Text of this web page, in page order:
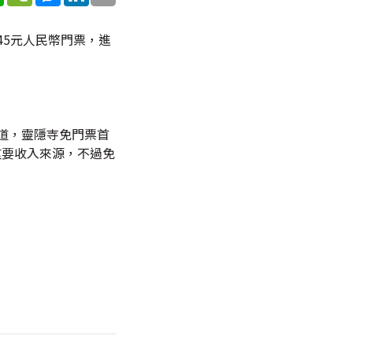
元人民幣門票，進
，靈隱寺免門票首
收入來源，不過免